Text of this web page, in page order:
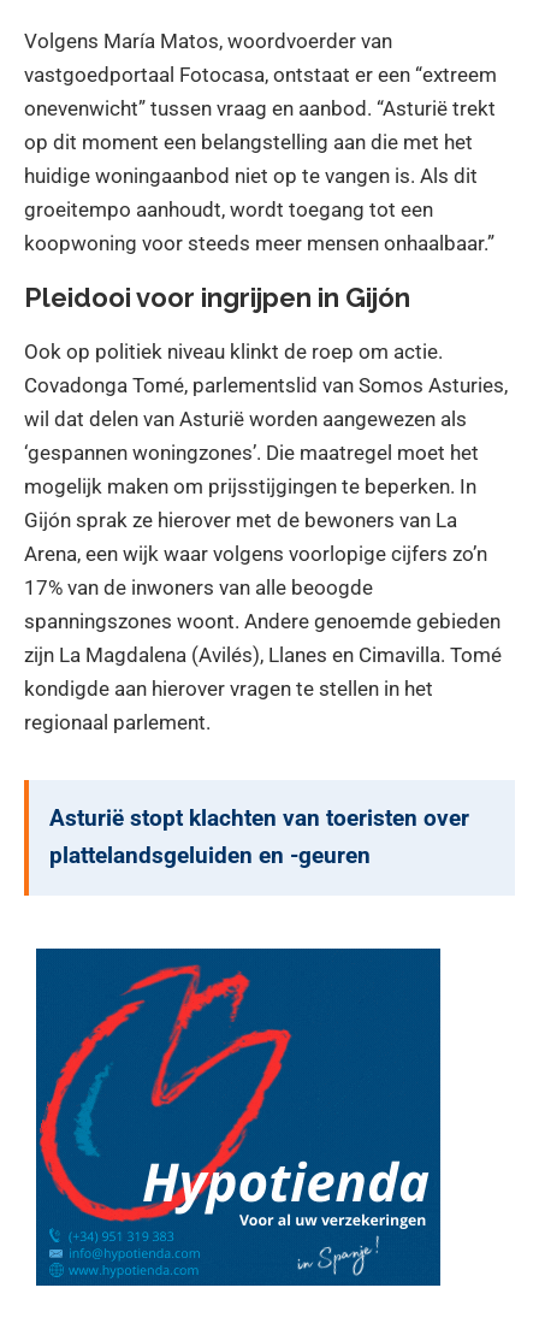
Volgens María Matos, woordvoerder van
vastgoedportaal Fotocasa, ontstaat er een “extreem
onevenwicht” tussen vraag en aanbod. “Asturië trekt
op dit moment een belangstelling aan die met het
huidige woningaanbod niet op te vangen is. Als dit
groeitempo aanhoudt, wordt toegang tot een
koopwoning voor steeds meer mensen onhaalbaar.”
Pleidooi voor ingrijpen in Gijón
Ook op politiek niveau klinkt de roep om actie.
Covadonga Tomé, parlementslid van Somos Asturies,
wil dat delen van Asturië worden aangewezen als
‘gespannen woningzones’. Die maatregel moet het
mogelijk maken om prijsstijgingen te beperken. In
Gijón sprak ze hierover met de bewoners van La
Arena, een wijk waar volgens voorlopige cijfers zo’n
17% van de inwoners van alle beoogde
spanningszones woont. Andere genoemde gebieden
zijn La Magdalena (Avilés), Llanes en Cimavilla. Tomé
kondigde aan hierover vragen te stellen in het
regionaal parlement.
Asturië stopt klachten van toeristen over
plattelandsgeluiden en -geuren